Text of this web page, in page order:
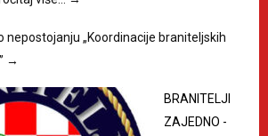
nepostojanju „Koordinacije braniteljskih
→
BRANITELJI
ZAJEDNO -